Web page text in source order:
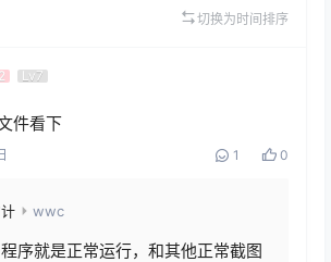
切换为时间排序
Lv7
件看下
1 0
wwc
序就是正常运行，和其他正常截图